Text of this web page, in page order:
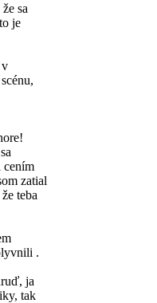
sa
je
v
cením
zatial
teba
.
ja
tak